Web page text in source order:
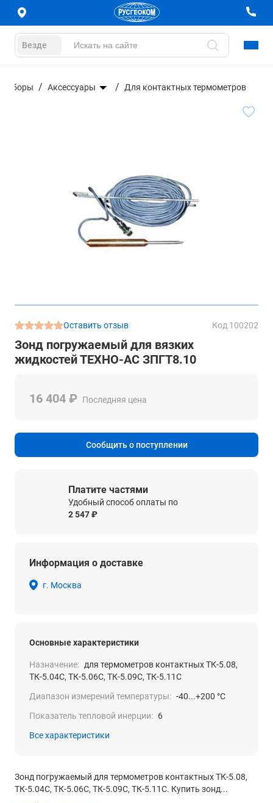
Везде
Аксессуары Для контактных термометров
Оставить отзыв Код 100202
Зонд погружаемый для вязких
жидкостей ТЕХНО-АС ЗПГТ8.10
16 404 ₽ Последняя цена
Сообщить о поступлении
Платите частями
Удобный способ оплаты по
2 547 ₽
Информация о доставке
г. Москва
Основные характеристики
Назначение: для термометров контактных ТК-5.08,
ТК-5.04С, ТК-5.06С, ТК-5.09С, ТК-5.11С
Диапазон измерений температуры: -40...+200 °С
Показатель тепловой инерции: 6
Все характеристики
Зонд погружаемый для термометров контактных ТК-5.08,
ТК-5.04С, ТК-5.06С, ТК-5.09С, ТК-5.11С. Купить зонд...